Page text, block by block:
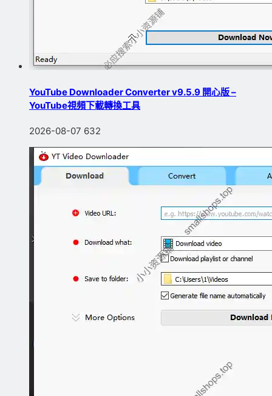
YouTube Downloader Converter v9.5.9 開心版 –
YouTube視頻下載轉換工具
2026-08-07 632